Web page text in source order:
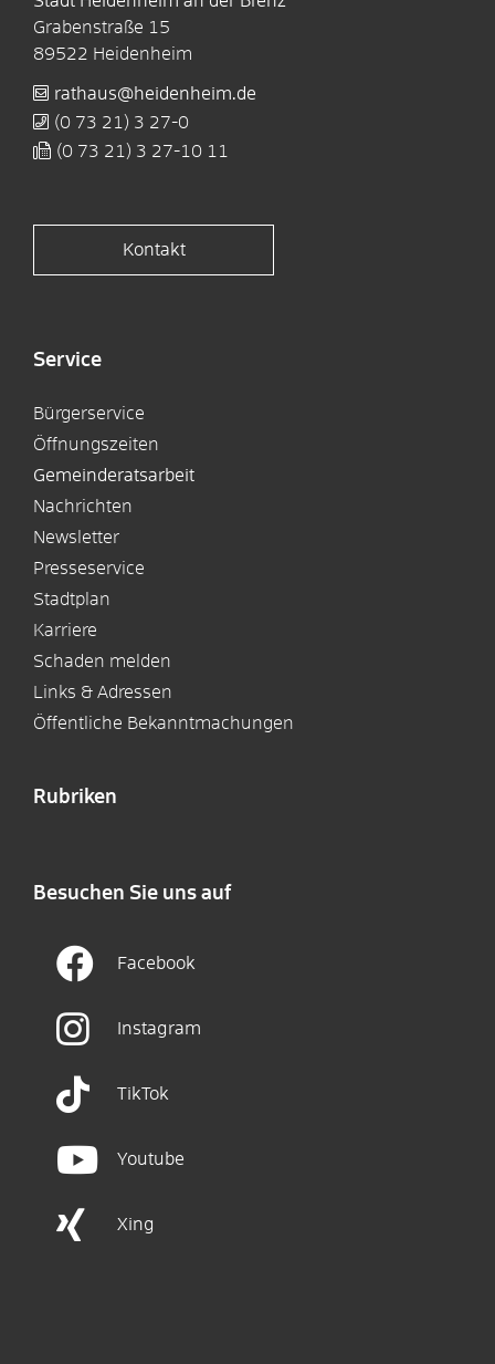
Grabenstraße 15
89522 Heidenheim
rathaus@heidenheim.de
(0 73 21) 3 27-0
(0 73 21) 3 27-10 11
Kontakt
Service
Bürgerservice
Öffnungszeiten
Gemeinderatsarbeit
Nachrichten
Newsletter
Presseservice
Stadtplan
Karriere
Schaden melden
Links & Adressen
Öffentliche Bekanntmachungen
Rubriken
Besuchen Sie uns auf
Facebook
Instagram
TikTok
Youtube
Xing